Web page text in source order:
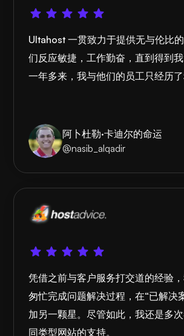
Ultahost 一贯致力于提供无与伦比
们反应敏捷，工作勤奋，直到得到我
一年多来，我与他们的员工只经历了
阿卜杜勒·卡迪尔的命运
@nasib_alqadir
凭借之前与客户服务打交道的经验
匆忙完成问题解决过程，在“已解决
加另一颗星。尽管如此，我还是多
同类型网站的支持。